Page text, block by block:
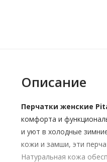
Описание
Перчатки женские
комфорта и
и уют в холодные
кожи и замши, эти
Натуральная кожа